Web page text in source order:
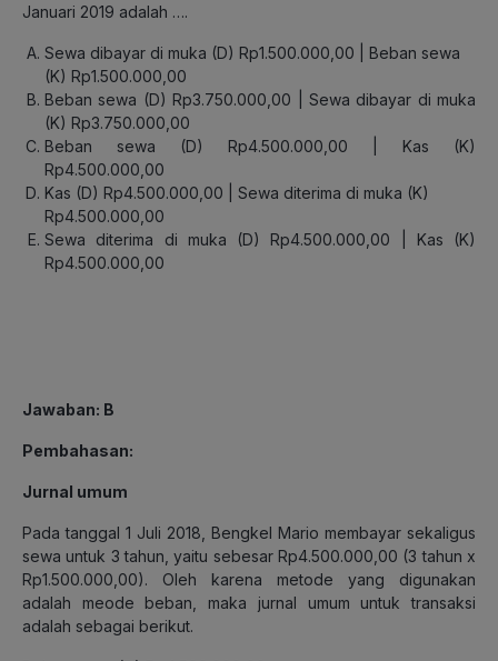
Januari 2019 adalah ….
Sewa dibayar di muka (D) Rp1.500.000,00 | Beban sewa
(K) Rp1.500.000,00
Beban sewa (D) Rp3.750.000,00 | Sewa dibayar di muka
(K) Rp3.750.000,00
Beban sewa (D) Rp4.500.000,00 | Kas (K)
Rp4.500.000,00
Kas (D) Rp4.500.000,00 | Sewa diterima di muka (K)
Rp4.500.000,00
Sewa diterima di muka (D) Rp4.500.000,00 | Kas (K)
Rp4.500.000,00
Jawaban: B
Pembahasan:
Jurnal umum
Pada tanggal 1 Juli 2018, Bengkel Mario membayar sekaligus
sewa untuk 3 tahun, yaitu sebesar Rp4.500.000,00 (3 tahun x
Rp1.500.000,00). Oleh karena metode yang digunakan
adalah meode beban, maka jurnal umum untuk transaksi
adalah sebagai berikut.